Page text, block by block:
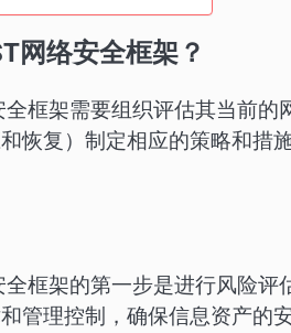
网络安全框架？
全框架需要组织评估其当前
恢复）制定相应的策略和措
全框架的第一步是进行风险
管理控制，确保信息资产的